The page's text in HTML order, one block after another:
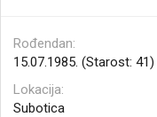
Rođendan
15.07.1985. (Starost: 41)
Lokacija
Subotica